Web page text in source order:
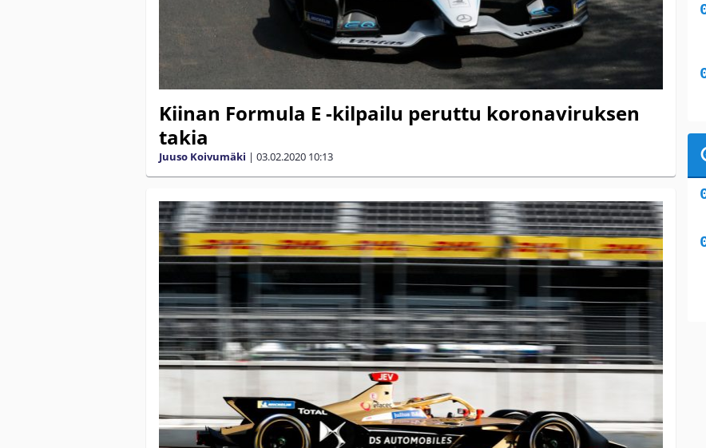
Kiinan Formula E -kilpailu peruttu koronaviruksen
takia
Juuso Koivumäki | 03.02.2020 10:13